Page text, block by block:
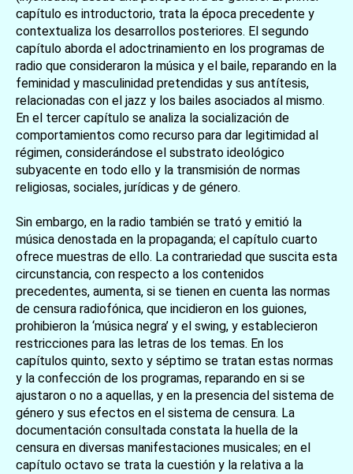
capítulo es introductorio, trata la época precedente y
contextualiza los desarrollos posteriores. El segundo
capítulo aborda el adoctrinamiento en los programas de
radio que consideraron la música y el baile, reparando en la
feminidad y masculinidad pretendidas y sus antítesis,
relacionadas con el jazz y los bailes asociados al mismo.
En el tercer capítulo se analiza la socialización de
comportamientos como recurso para dar legitimidad al
régimen, considerándose el substrato ideológico
subyacente en todo ello y la transmisión de normas
religiosas, sociales, jurídicas y de género.
Sin embargo, en la radio también se trató y emitió la
música denostada en la propaganda; el capítulo cuarto
ofrece muestras de ello. La contrariedad que suscita esta
circunstancia, con respecto a los contenidos
precedentes, aumenta, si se tienen en cuenta las normas
de censura radiofónica, que incidieron en los guiones,
prohibieron la ‘música negra’ y el swing, y establecieron
restricciones para las letras de los temas. En los
capítulos quinto, sexto y séptimo se tratan estas normas
y la confección de los programas, reparando en si se
ajustaron o no a aquellas, y en la presencia del sistema de
género y sus efectos en el sistema de censura. La
documentación consultada constata la huella de la
censura en diversas manifestaciones musicales; en el
capítulo octavo se trata la cuestión y la relativa a la